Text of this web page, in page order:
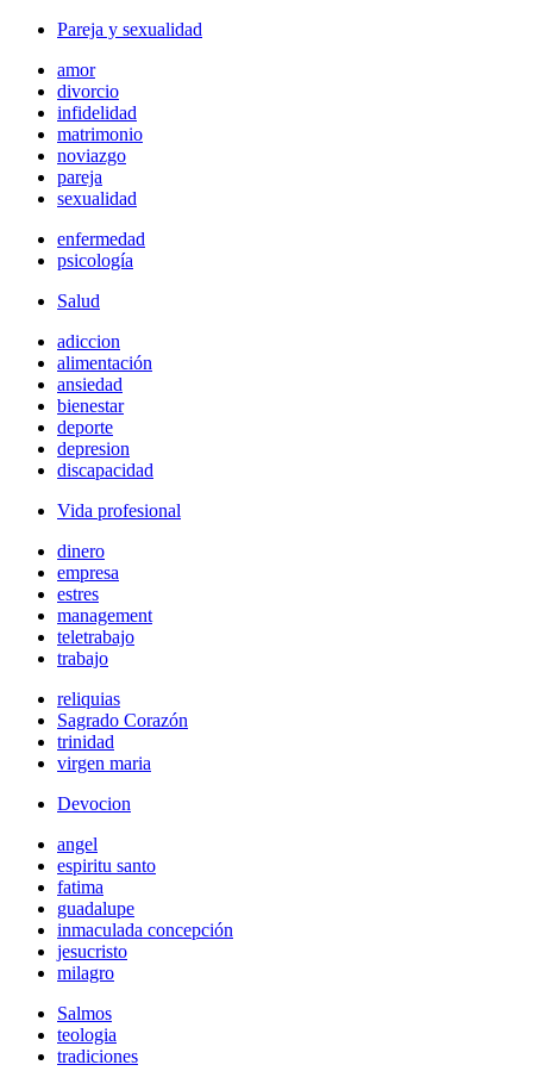
Pareja y sexualidad
amor
divorcio
infidelidad
matrimonio
noviazgo
pareja
sexualidad
enfermedad
psicología
Salud
adiccion
alimentación
ansiedad
bienestar
deporte
depresion
discapacidad
Vida profesional
dinero
empresa
estres
management
teletrabajo
trabajo
reliquias
Sagrado Corazón
trinidad
virgen maria
Devocion
angel
espiritu santo
fatima
guadalupe
inmaculada concepción
jesucristo
milagro
Salmos
teologia
tradiciones